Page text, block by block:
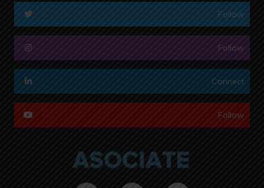
Follow
Follow
Connect
Follow